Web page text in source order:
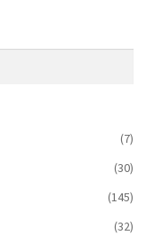
(7)
(30)
(145)
(32)